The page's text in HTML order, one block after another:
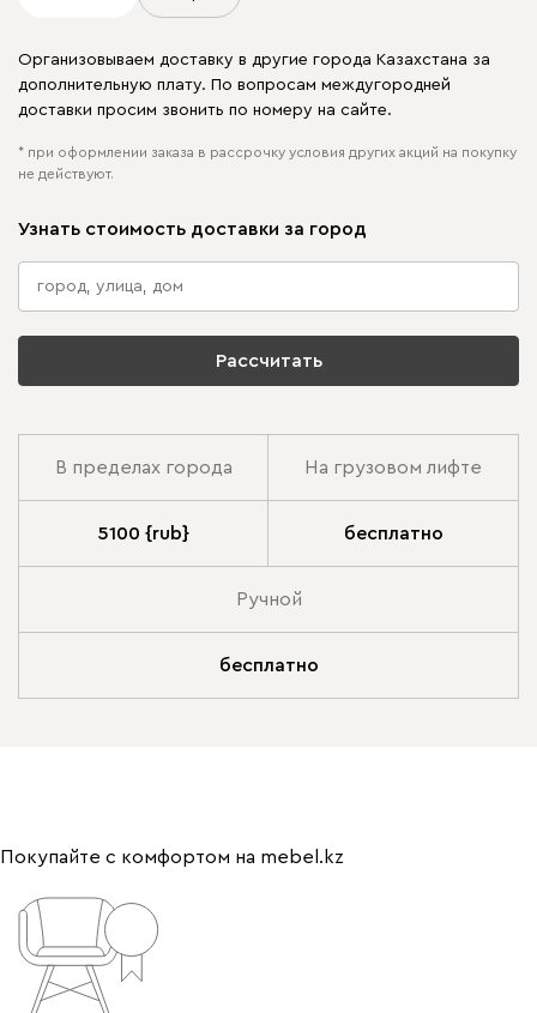
Организовываем доставку в другие города Казахстана за
дополнительную плату. По вопросам междугородней
доставки просим звонить по номеру на сайте.
* при оформлении заказа в рассрочку условия других акций на покупку
не действуют.
Узнать стоимость доставки за город
Рассчитать
В пределах города На грузовом лифте
5100 {rub} бесплатно
Ручной
бесплатно
Покупайте с комфортом на mebel.kz